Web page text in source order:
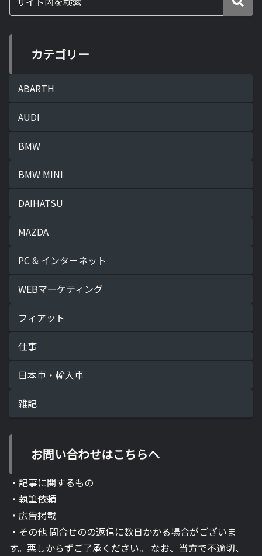
カテゴリー
ABARTH
AUDI
BMW
BMW MINI
DAIHATSU
MAZDA
PC & インターネット
WEBマーケティング
フィアット
仕事
日本車・輸入車
雑記
お問い合わせはこちらへ
・記事に関するもの
・執筆依頼
・広告掲載
・その他 問合せのの返信に数日かかる場合がございま
す。悪しからずご了承ください。 なお、当方で不適切、